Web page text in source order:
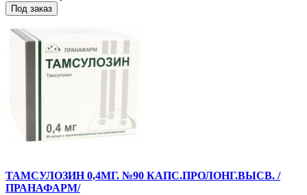
Под заказ
ТАМСУЛОЗИН 0,4МГ. №90 КАПС.ПРОЛОНГ.ВЫСВ. /
ПРАНАФАРМ/